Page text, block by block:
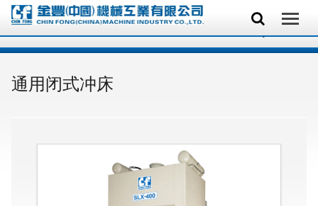
通用闭式冲床